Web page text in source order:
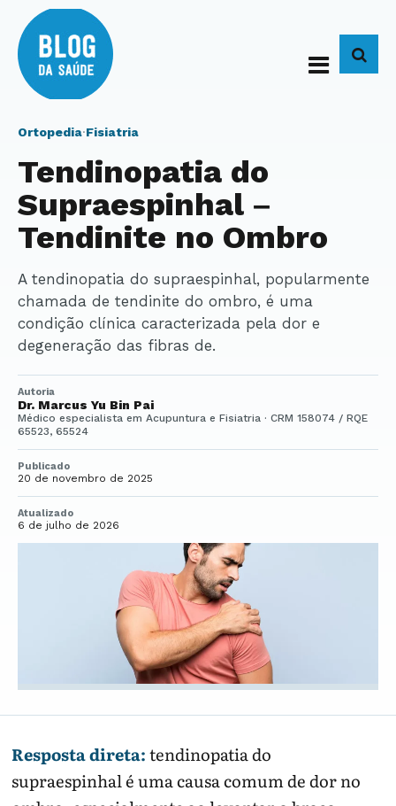
Ortopedia·Fisiatria
Tendinopatia do
Supraespinhal –
Tendinite no Ombro
A tendinopatia do supraespinhal, popularmente
chamada de tendinite do ombro, é uma
condição clínica caracterizada pela dor e
degeneração das fibras de.
Autoria
Dr. Marcus Yu Bin Pai
Médico especialista em Acupuntura e Fisiatria · CRM 158074 / RQE
65523, 65524
Publicado
20 de novembro de 2025
Atualizado
6 de julho de 2026
Resposta direta:tendinopatia do
supraespinhal é uma causa comum de dor no